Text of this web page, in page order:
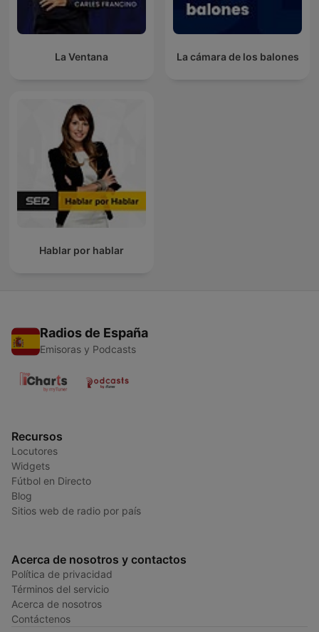
La Ventana La cámara de los balones
Hablar por hablar
Radios de España
Emisoras y Podcasts
Recursos
Locutores
Widgets
Fútbol en Directo
Blog
Sitios web de radio por país
Acerca de nosotros y contactos
Política de privacidad
Términos del servicio
Acerca de nosotros
Contáctenos